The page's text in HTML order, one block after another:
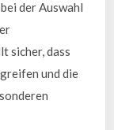
der Auswahl
sicher, dass
und die